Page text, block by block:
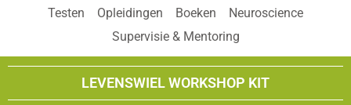
Testen
Opleidingen Boeken
Neuroscience
Supervisie & Mentoring
LEVENSWIEL WORKSHOP KIT